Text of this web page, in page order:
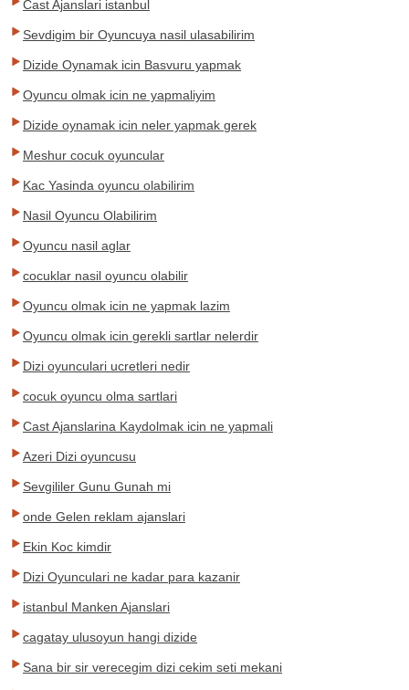
Cast Ajanslari istanbul
Sevdigim bir Oyuncuya nasil ulasabilirim
Dizide Oynamak icin Basvuru yapmak
Oyuncu olmak icin ne yapmaliyim
Dizide oynamak icin neler yapmak gerek
Meshur cocuk oyuncular
Kac Yasinda oyuncu olabilirim
Nasil Oyuncu Olabilirim
Oyuncu nasil aglar
cocuklar nasil oyuncu olabilir
Oyuncu olmak icin ne yapmak lazim
Oyuncu olmak icin gerekli sartlar nelerdir
Dizi oyunculari ucretleri nedir
cocuk oyuncu olma sartlari
Cast Ajanslarina Kaydolmak icin ne yapmali
Azeri Dizi oyuncusu
Sevgililer Gunu Gunah mi
onde Gelen reklam ajanslari
Ekin Koc kimdir
Dizi Oyunculari ne kadar para kazanir
istanbul Manken Ajanslari
cagatay ulusoyun hangi dizide
Sana bir sir verecegim dizi cekim seti mekani